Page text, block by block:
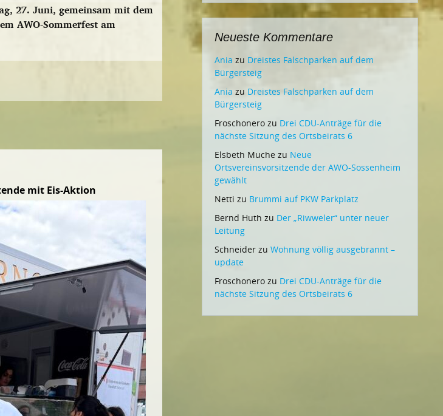
27. Juni, gemeinsam mit dem
AWO-Sommerfest am
mit Eis-Aktion
Neueste Kommentare
Ania zu Dreistes Falschparken auf dem
Bürgersteig
Ania zu Dreistes Falschparken auf dem
Bürgersteig
Froschonerozu Drei CDU-Anträge für die
nächste Sitzung des Ortsbeirats 6
Elsbeth Muchezu Neue
Ortsvereinsvorsitzende der AWO-Sossenheim
gewählt
Netti zu Brummi auf PKW Parkplatz
Bernd Huth zu Der „Riwweler“ unter neuer
Leitung
Schneiderzu Wohnung völlig ausgebrannt –
update
Froschonerozu Drei CDU-Anträge für die
nächste Sitzung des Ortsbeirats 6